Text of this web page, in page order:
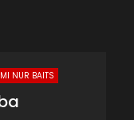
NUR BAITS